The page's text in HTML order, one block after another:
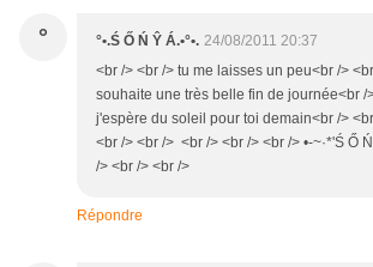
° °•.Ś Ő Ń Ŷ Á.•°•. 24/08/2011 20:37
<br /> <br /> tu me laisses un peu<br />
souhaite une très belle fin de journée<br /
j'espère du soleil pour toi demain<br />
<br /> <br /> <br /> <br /> <br /> •-~·*'Ś Ő
/> <br /> <br />
Répondre